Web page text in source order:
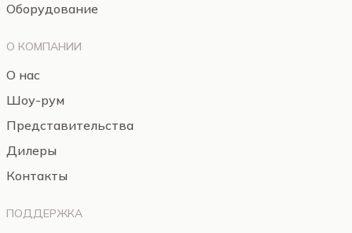
Оборудование
О КОМПАНИИ
О нас
Шоу-рум
Представительства
Дилеры
Контакты
ПОДДЕРЖКА